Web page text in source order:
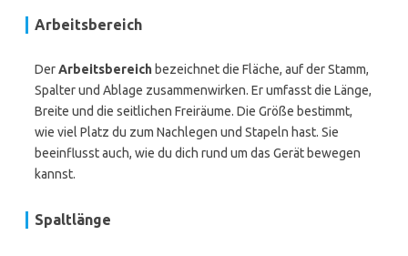
Arbeitsbereich
DerArbeitsbereich bezeichnet die Fläche, auf der Stamm,
Spalter und Ablage zusammenwirken. Er umfasst die Länge,
Breite und die seitlichen Freiräume. Die Größe bestimmt,
wie viel Platz du zum Nachlegen und Stapeln hast. Sie
beeinflusst auch, wie du dich rund um das Gerät bewegen
kannst.
Spaltlänge